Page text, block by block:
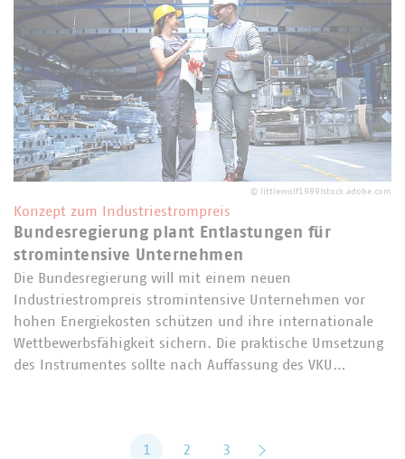
© littlewolf1989/stock.adobe.com
Konzept zum Industriestrompreis
Bundesregierung plant Entlastungen für
stromintensive Unternehmen
Die Bundesregierung will mit einem neuen
Industriestrompreis stromintensive Unternehmen vor
hohen Energiekosten schützen und ihre internationale
Wettbewerbsfähigkeit sichern. Die praktische Umsetzung
des Instrumentes sollte nach Auffassung des VKU…
1 2 3